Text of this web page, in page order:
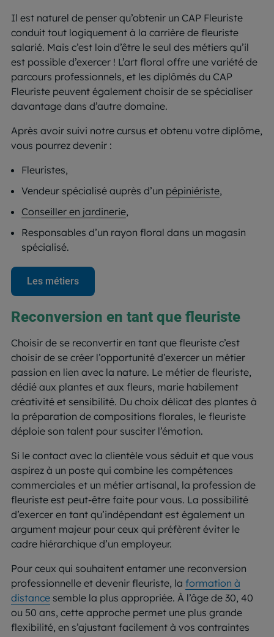
Il est naturel de penser qu’obtenir un CAP Fleuriste
conduit tout logiquement à la carrière de fleuriste
salarié. Mais c’est loin d’être le seul des métiers qu’il
est possible d’exercer ! L’art floral offre une variété de
parcours professionnels, et les diplômés du CAP
Fleuriste peuvent également choisir de se spécialiser
davantage dans d’autre domaine.
Après avoir suivi notre cursus et obtenu votre diplôme,
vous pourrez devenir :
Fleuristes,
Vendeur spécialisé auprès d’un pépiniériste,
Conseiller en jardinerie,
Responsables d’un rayon floral dans un magasin
spécialisé.
Les métiers
Reconversion en tant que fleuriste
Choisir de se reconvertir en tant que fleuriste c’est
choisir de se créer l’opportunité d’exercer un métier
passion en lien avec la nature. Le métier de fleuriste,
dédié aux plantes et aux fleurs, marie habilement
créativité et sensibilité. Du choix délicat des plantes à
la préparation de compositions florales, le fleuriste
déploie son talent pour susciter l’émotion.
Si le contact avec la clientèle vous séduit et que vous
aspirez à un poste qui combine les compétences
commerciales et un métier artisanal, la profession de
fleuriste est peut-être faite pour vous. La possibilité
d’exercer en tant qu’indépendant est également un
argument majeur pour ceux qui préfèrent éviter le
cadre hiérarchique d’un employeur.
Pour ceux qui souhaitent entamer une reconversion
professionnelle et devenir fleuriste, la formation à
distance semble la plus appropriée. À l’âge de 30, 40
ou 50 ans, cette approche permet une plus grande
flexibilité, en s’ajustant facilement à vos contraintes